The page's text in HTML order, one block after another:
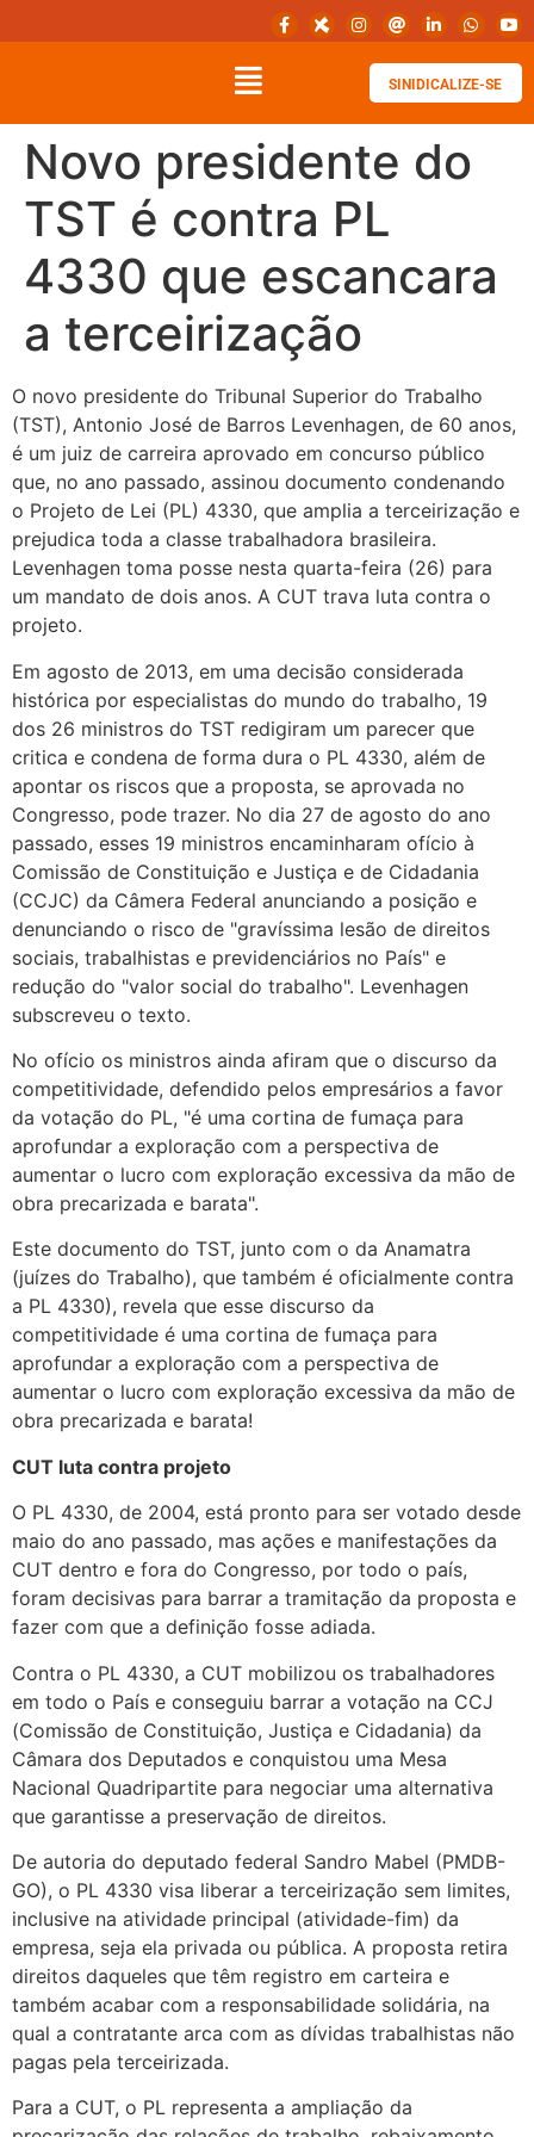
SINIDICALIZE-SE
Novo presidente do
TST é contra PL
4330 que escancara
a terceirização
O novo presidente do Tribunal Superior do Trabalho
(TST), Antonio José de Barros Levenhagen, de 60 anos,
é um juiz de carreira aprovado em concurso público
que, no ano passado, assinou documento condenando
o Projeto de Lei (PL) 4330, que amplia a terceirização e
prejudica toda a classe trabalhadora brasileira.
Levenhagen toma posse nesta quarta-feira (26) para
um mandato de dois anos. A CUT trava luta contra o
projeto.
Em agosto de 2013, em uma decisão considerada
histórica por especialistas do mundo do trabalho, 19
dos 26 ministros do TST redigiram um parecer que
critica e condena de forma dura o PL 4330, além de
apontar os riscos que a proposta, se aprovada no
Congresso, pode trazer. No dia 27 de agosto do ano
passado, esses 19 ministros encaminharam ofício à
Comissão de Constituição e Justiça e de Cidadania
(CCJC) da Câmera Federal anunciando a posição e
denunciando o risco de "gravíssima lesão de direitos
sociais, trabalhistas e previdenciários no País" e
redução do "valor social do trabalho". Levenhagen
subscreveu o texto.
No ofício os ministros ainda afiram que o discurso da
competitividade, defendido pelos empresários a favor
da votação do PL, "é uma cortina de fumaça para
aprofundar a exploração com a perspectiva de
aumentar o lucro com exploração excessiva da mão de
obra precarizada e barata".
Este documento do TST, junto com o da Anamatra
(juízes do Trabalho), que também é oficialmente contra
a PL 4330), revela que esse discurso da
competitividade é uma cortina de fumaça para
aprofundar a exploração com a perspectiva de
aumentar o lucro com exploração excessiva da mão de
obra precarizada e barata!
CUT luta contra projeto
O PL 4330, de 2004, está pronto para ser votado desde
maio do ano passado, mas ações e manifestações da
CUT dentro e fora do Congresso, por todo o país,
foram decisivas para barrar a tramitação da proposta e
fazer com que a definição fosse adiada.
Contra o PL 4330, a CUT mobilizou os trabalhadores
em todo o País e conseguiu barrar a votação na CCJ
(Comissão de Constituição, Justiça e Cidadania) da
Câmara dos Deputados e conquistou uma Mesa
Nacional Quadripartite para negociar uma alternativa
que garantisse a preservação de direitos.
De autoria do deputado federal Sandro Mabel (PMDB-
GO), o PL 4330 visa liberar a terceirização sem limites,
inclusive na atividade principal (atividade-fim) da
empresa, seja ela privada ou pública. A proposta retira
direitos daqueles que têm registro em carteira e
também acabar com a responsabilidade solidária, na
qual a contratante arca com as dívidas trabalhistas não
pagas pela terceirizada.
Para a CUT, o PL representa a ampliação da